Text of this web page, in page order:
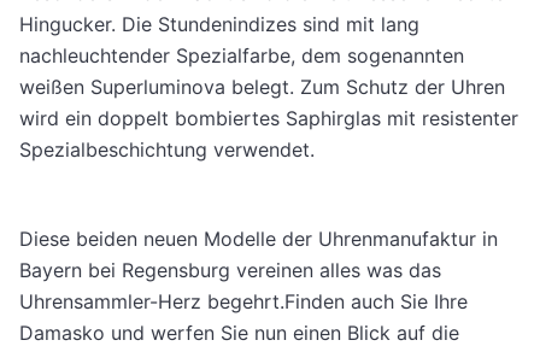
Hingucker. Die Stundenindizes sind mit lang
nachleuchtender Spezialfarbe, dem sogenannten
weißen Superluminova belegt. Zum Schutz der Uhren
wird ein doppelt bombiertes Saphirglas mit resistenter
Spezialbeschichtung verwendet.
Diese beiden neuen Modelle der Uhrenmanufaktur in
Bayern bei Regensburg vereinen alles was das
Uhrensammler-Herz begehrt.Finden auch Sie Ihre
Damasko und werfen Sie nun einen Blick auf die